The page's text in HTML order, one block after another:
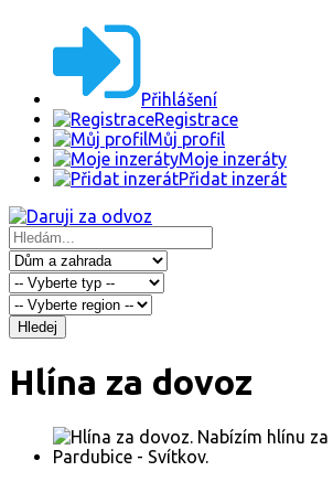
Přihlášení
Registrace
Můj profil
Moje inzeráty
Přidat inzerát
Hledej
Hlína za dovoz